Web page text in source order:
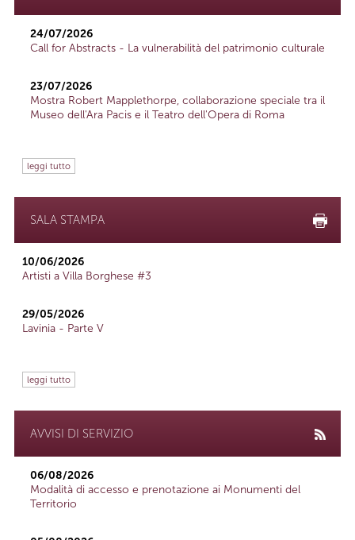
24/07/2026
Call for Abstracts - La vulnerabilità del patrimonio culturale
23/07/2026
Mostra Robert Mapplethorpe, collaborazione speciale tra il
Museo dell'Ara Pacis e il Teatro dell'Opera di Roma
leggi tutto
SALA STAMPA
10/06/2026
Artisti a Villa Borghese #3
29/05/2026
Lavinia - Parte V
leggi tutto
AVVISI DI SERVIZIO
06/08/2026
Modalità di accesso e prenotazione ai Monumenti del
Territorio